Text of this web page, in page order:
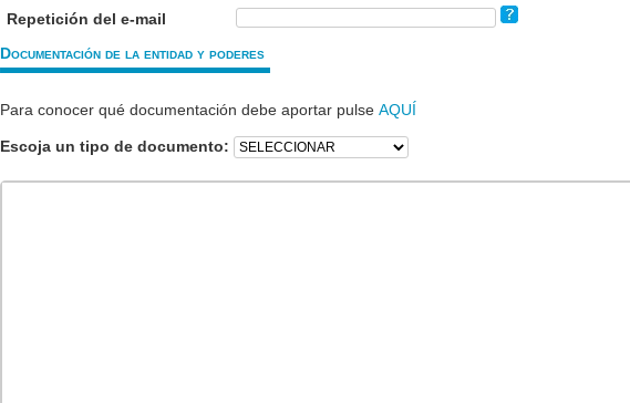
Repetición del e-mail
Documentación de la entidad y poderes
Para conocer qué documentación debe aportar pulse AQUÍ
Escoja un tipo de documento: